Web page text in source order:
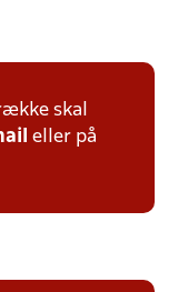
skal
eller på